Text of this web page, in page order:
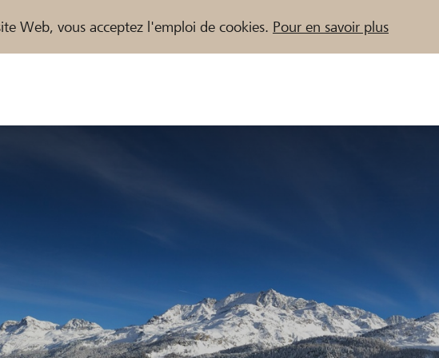
Web, vous acceptez l'emploi de cookies. Pour en savoir plus